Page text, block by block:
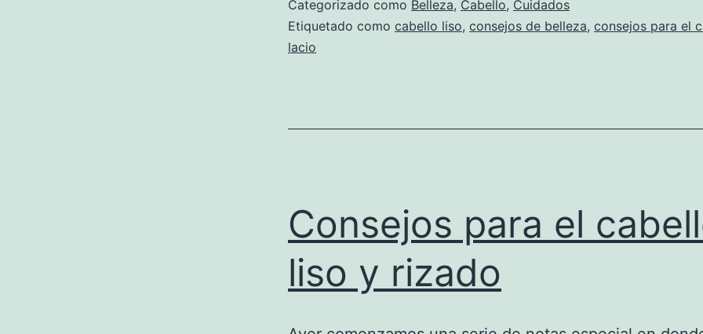
Categorizado como Belleza, Cabello, Cuidados
Etiquetado como cabello liso, consejos de belleza, consejos para el
lacio
Consejos para el
liso y rizado